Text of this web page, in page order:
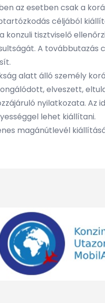
az esetben csak a
céljából
konzuli tisztviselő
A továbbutazás
alatt álló személy
elveszett,
nyilatkozata. Az
lehet kiállítani.
magánútlevél